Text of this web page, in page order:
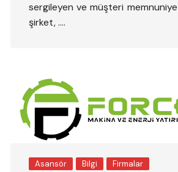
sergileyen ve müşteri
şirket, ….
Asansör Bilgi Firmalar